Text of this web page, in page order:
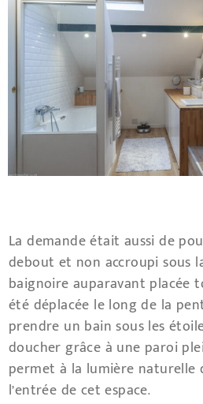
La demande était aussi de
debout et non accroupi sous
baignoire auparavant placée
été déplacée le long de la
prendre un bain sous les
doucher grâce à une paroi
permet à la lumière naturelle
l’entrée de cet espace.